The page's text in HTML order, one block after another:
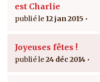
est Charlie
12 jan 2015
Joyeuses fêtes !
24 déc 2014